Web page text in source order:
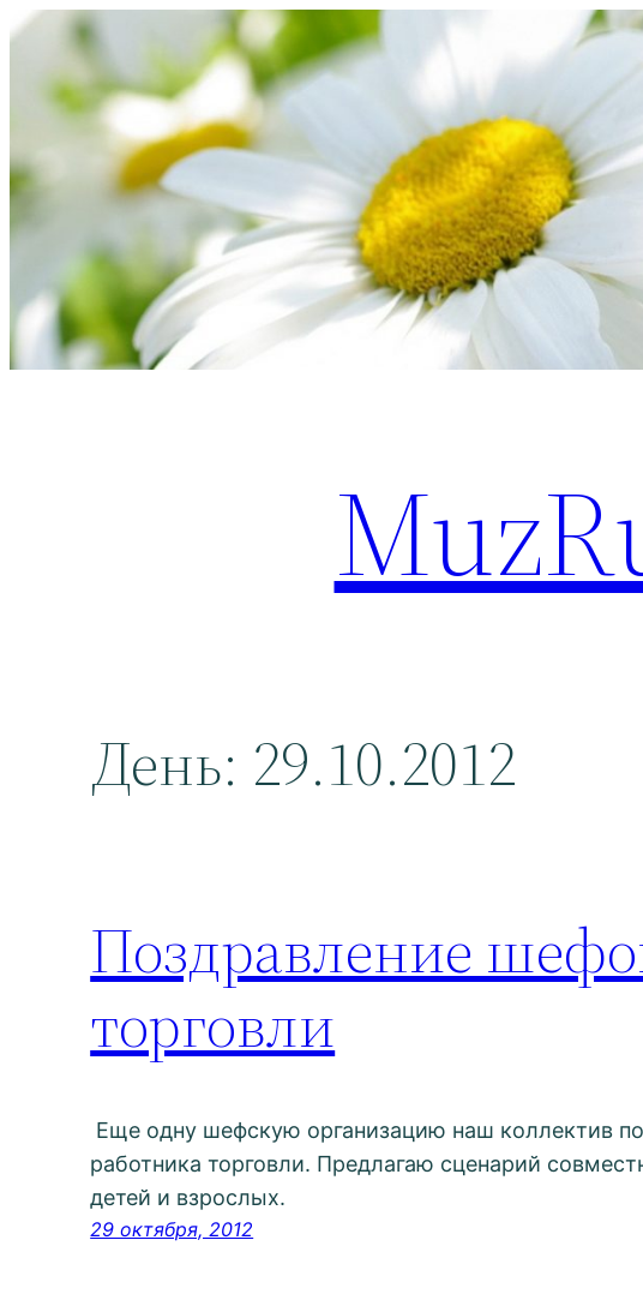
Перейти
содержимому
День: 29.10.2012
Поздравление
торговли
Еще одну шефскую организацию наш коллектив
работника торговли. Предлагаю сценарий
детей и взрослых.
29 октября, 2012